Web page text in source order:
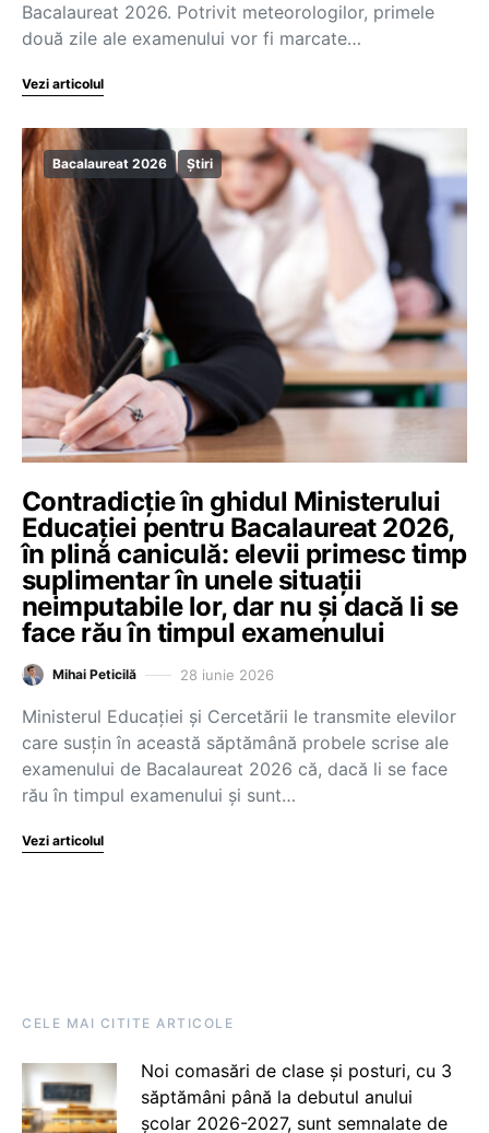
Bacalaureat 2026. Potrivit meteorologilor, primele
două zile ale examenului vor fi marcate…
Vezi articolul
Bacalaureat 2026 Știri
Contradicție în ghidul Ministerului
Educației pentru Bacalaureat 2026,
în plină caniculă: elevii primesc timp
suplimentar în unele situații
neimputabile lor, dar nu și dacă li se
face rău în timpul examenului
Mihai Peticilă 28 iunie 2026
Ministerul Educației și Cercetării le transmite elevilor
care susțin în această săptămână probele scrise ale
examenului de Bacalaureat 2026 că, dacă li se face
rău în timpul examenului și sunt…
Vezi articolul
CELE MAI CITITE ARTICOLE
Noi comasări de clase și posturi, cu 3
săptămâni până la debutul anului
școlar 2026-2027, sunt semnalate de